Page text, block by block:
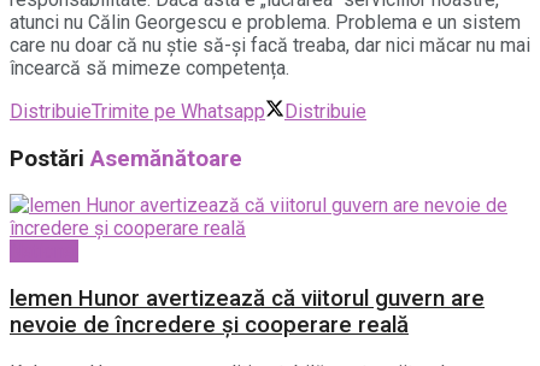
atunci nu Călin Georgescu e problema. Problema e un sistem
care nu doar că nu știe să-și facă treaba, dar nici măcar nu mai
încearcă să mimeze competența.
DistribuieTrimite pe Whatsapp Distribuie
PostăriAsemănătoare
lemen Hunor avertizează că viitorul guvern are
nevoie de încredere și cooperare reală